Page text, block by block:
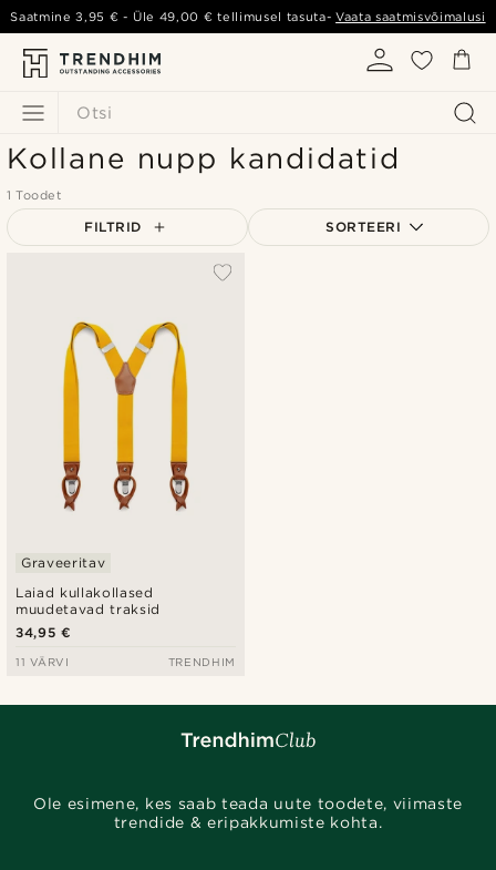
Otsi
Saatmine3,95 € - Üle 49,00 € tellimusel tasuta-Vaata saatmisvõimalusi
Kollane nupp kandidatid
1 Toodet
FILTRID SORTEERI
Laiad kullakollased
muudetavad traksid
Graveeritav
34,95 €
11 VÄRVI TRENDHIM
Ole esimene, kes saab teada uute toodete, viimaste
trendide & eripakkumiste kohta.